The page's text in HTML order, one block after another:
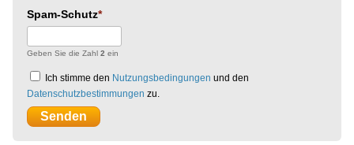
Spam-Schutz
Geben Sie die Zahl 2 ein
Ich stimme den Nutzungsbedingungen und den
Datenschutzbestimmungen zu.